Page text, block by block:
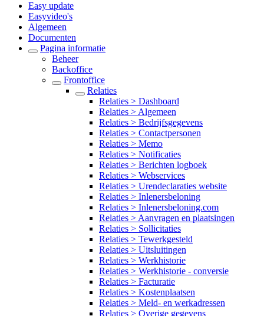
Easy update
Easyvideo's
Algemeen
Documenten
Pagina informatie
Beheer
Backoffice
Frontoffice
Relaties
Relaties > Dashboard
Relaties > Algemeen
Relaties > Bedrijfsgegevens
Relaties > Contactpersonen
Relaties > Memo
Relaties > Notificaties
Relaties > Berichten logboek
Relaties > Webservices
Relaties > Urendeclaraties website
Relaties > Inlenersbeloning
Relaties > Inlenersbeloning.com
Relaties > Aanvragen en plaatsingen
Relaties > Sollicitaties
Relaties > Tewerkgesteld
Relaties > Uitsluitingen
Relaties > Werkhistorie
Relaties > Werkhistorie - conversie
Relaties > Facturatie
Relaties > Kostenplaatsen
Relaties > Meld- en werkadressen
Relaties > Overige gegevens